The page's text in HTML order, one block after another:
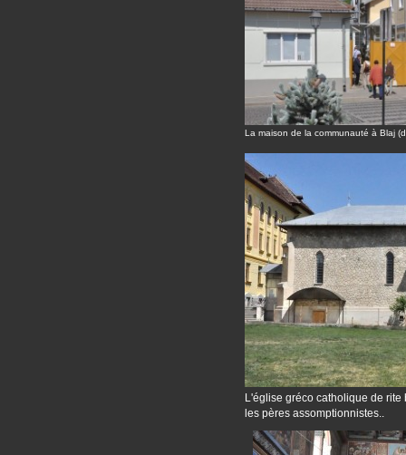
La maison de la communauté à Blaj
L'église gréco catholique de
les pères assomptionnistes..